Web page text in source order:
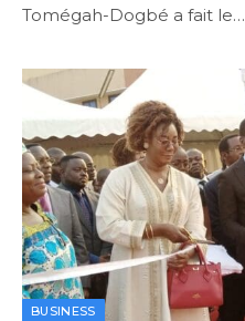
Tomégah-Dogbé a fait le…
BUSINESS